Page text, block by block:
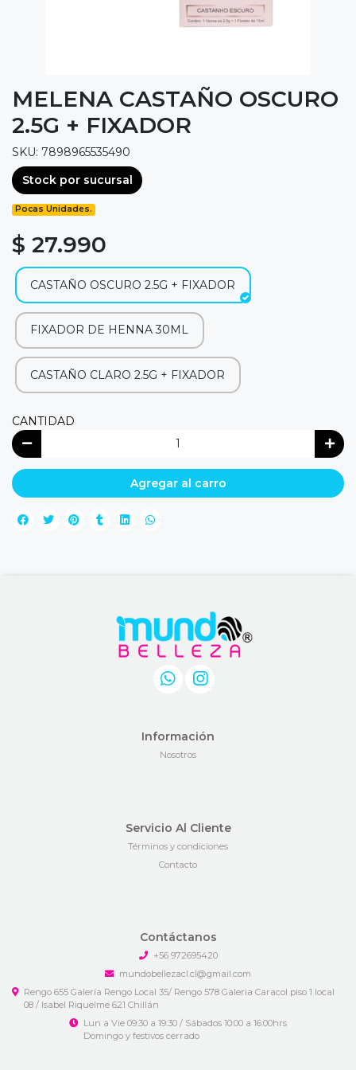
MELENA CASTAÑO OSCURO
2.5G + FIXADOR
SKU: 7898965535490
Stock por sucursal
Pocas Unidades.
$ 27.990
CASTAÑO OSCURO 2.5G + FIXADOR
FIXADOR DE HENNA 30ML
CASTAÑO CLARO 2.5G + FIXADOR
CANTIDAD
Agregar al carro
Información
Nosotros
Servicio Al Cliente
Términos y condiciones
Contacto
Contáctanos
+56 972695420
mundobellezacl.cl@gmail.com
Rengo 655 Galería Rengo Local 35/ Rengo 578 Galeria Caracol piso 1 local
08 / Isabel Riquelme 621 Chillán
Lun a Vie 09:30 a 19:30 / Sábados 10:00 a 16:00hrs
Domingo y festivos cerrado